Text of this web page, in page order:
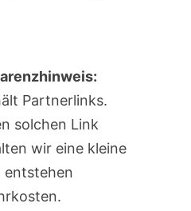
Partnerlinks.
solchen Link
wir eine kleine
entstehen